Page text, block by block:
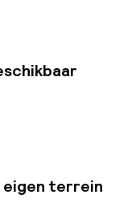
eigen terrein